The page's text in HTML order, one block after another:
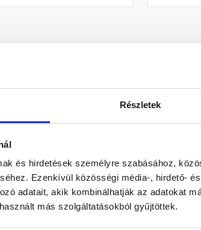
Részletek
és hirdetések személyre szabásához,
Ezenkívül közösségi média-, hirdető-
adatait, akik kombinálhatják az adatokat
más szolgáltatásokból gyűjtöttek.
köszönhetően szép és
ellen, egyben biztosítja a
elhelyezni, a hosszanti széleken
oldallal látszóan kell beépíteni.